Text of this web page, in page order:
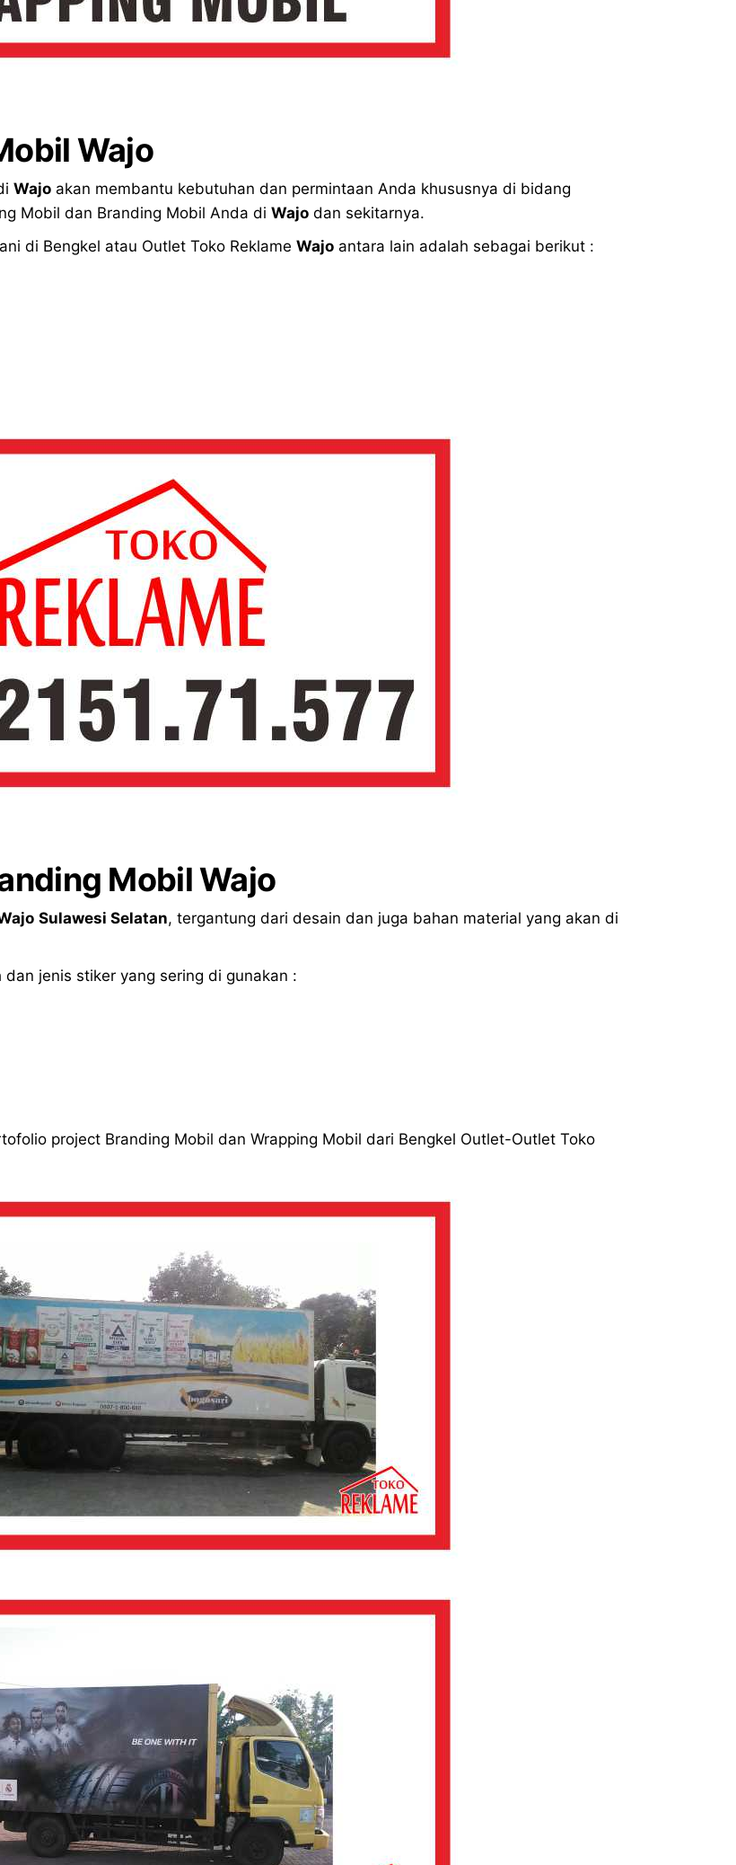
Wajo
Wajo akan membantu kebutuhan dan permintaan Anda khususnya di bidang
Mobil dan Branding Mobil Anda di Wajo dan sekitarnya.
di Bengkel atau Outlet Toko Reklame Wajo antara lain adalah sebagai berikut :
Mobil Wajo
Sulawesi Selatan, tergantung dari desain dan juga bahan material yang akan di
jenis stiker yang sering di gunakan :
project Branding Mobil dan Wrapping Mobil dari Bengkel Outlet-Outlet Toko